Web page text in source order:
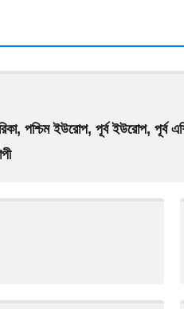
পশ্চিম ইউরোপ, পূর্ব ইউরোপ, পূর্ব